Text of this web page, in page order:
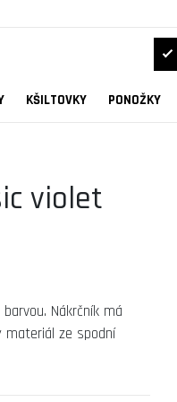
KŠILTOVKY PONOŽKY
violet
Nákrčník má
materiál ze spodní